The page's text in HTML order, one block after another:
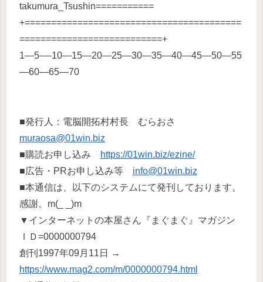
takumura_Tsushin===========
+=========================================
===========================+
1—5—-10—15—20—25—30—35—40—45—50—55
—60—65—70
■発行人：電脳開拓村村長 むらおさ
muraosa@01win.biz
■購読お申し込み
https://01win.biz/ezine/
■広告・PRお申し込み等 info@01win.biz
■本通信は、以下のシステムにて発刊しております。
感謝。m(_ _)m
▼インターネットの本屋さん『まぐまぐ』マガジン
ＩＤ=0000000794
創刊1997年09月11日 →
https://www.mag2.com/m/0000000794.html